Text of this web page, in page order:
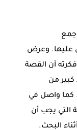
عليها. وعرض
فكرته أن القصة
من
كما واصل في
التي يجب أن
البحث.